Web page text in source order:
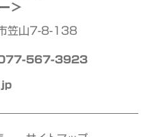
＞
笠山7-8-138
567-3923